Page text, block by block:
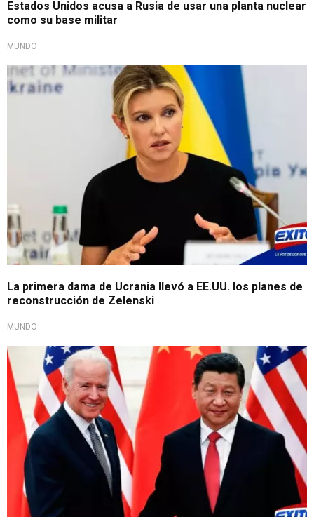
Estados Unidos acusa a Rusia de usar una planta nuclear
como su base militar
MUNDO
La primera dama de Ucrania llevó a EE.UU. los planes de
reconstrucción de Zelenski
MUNDO